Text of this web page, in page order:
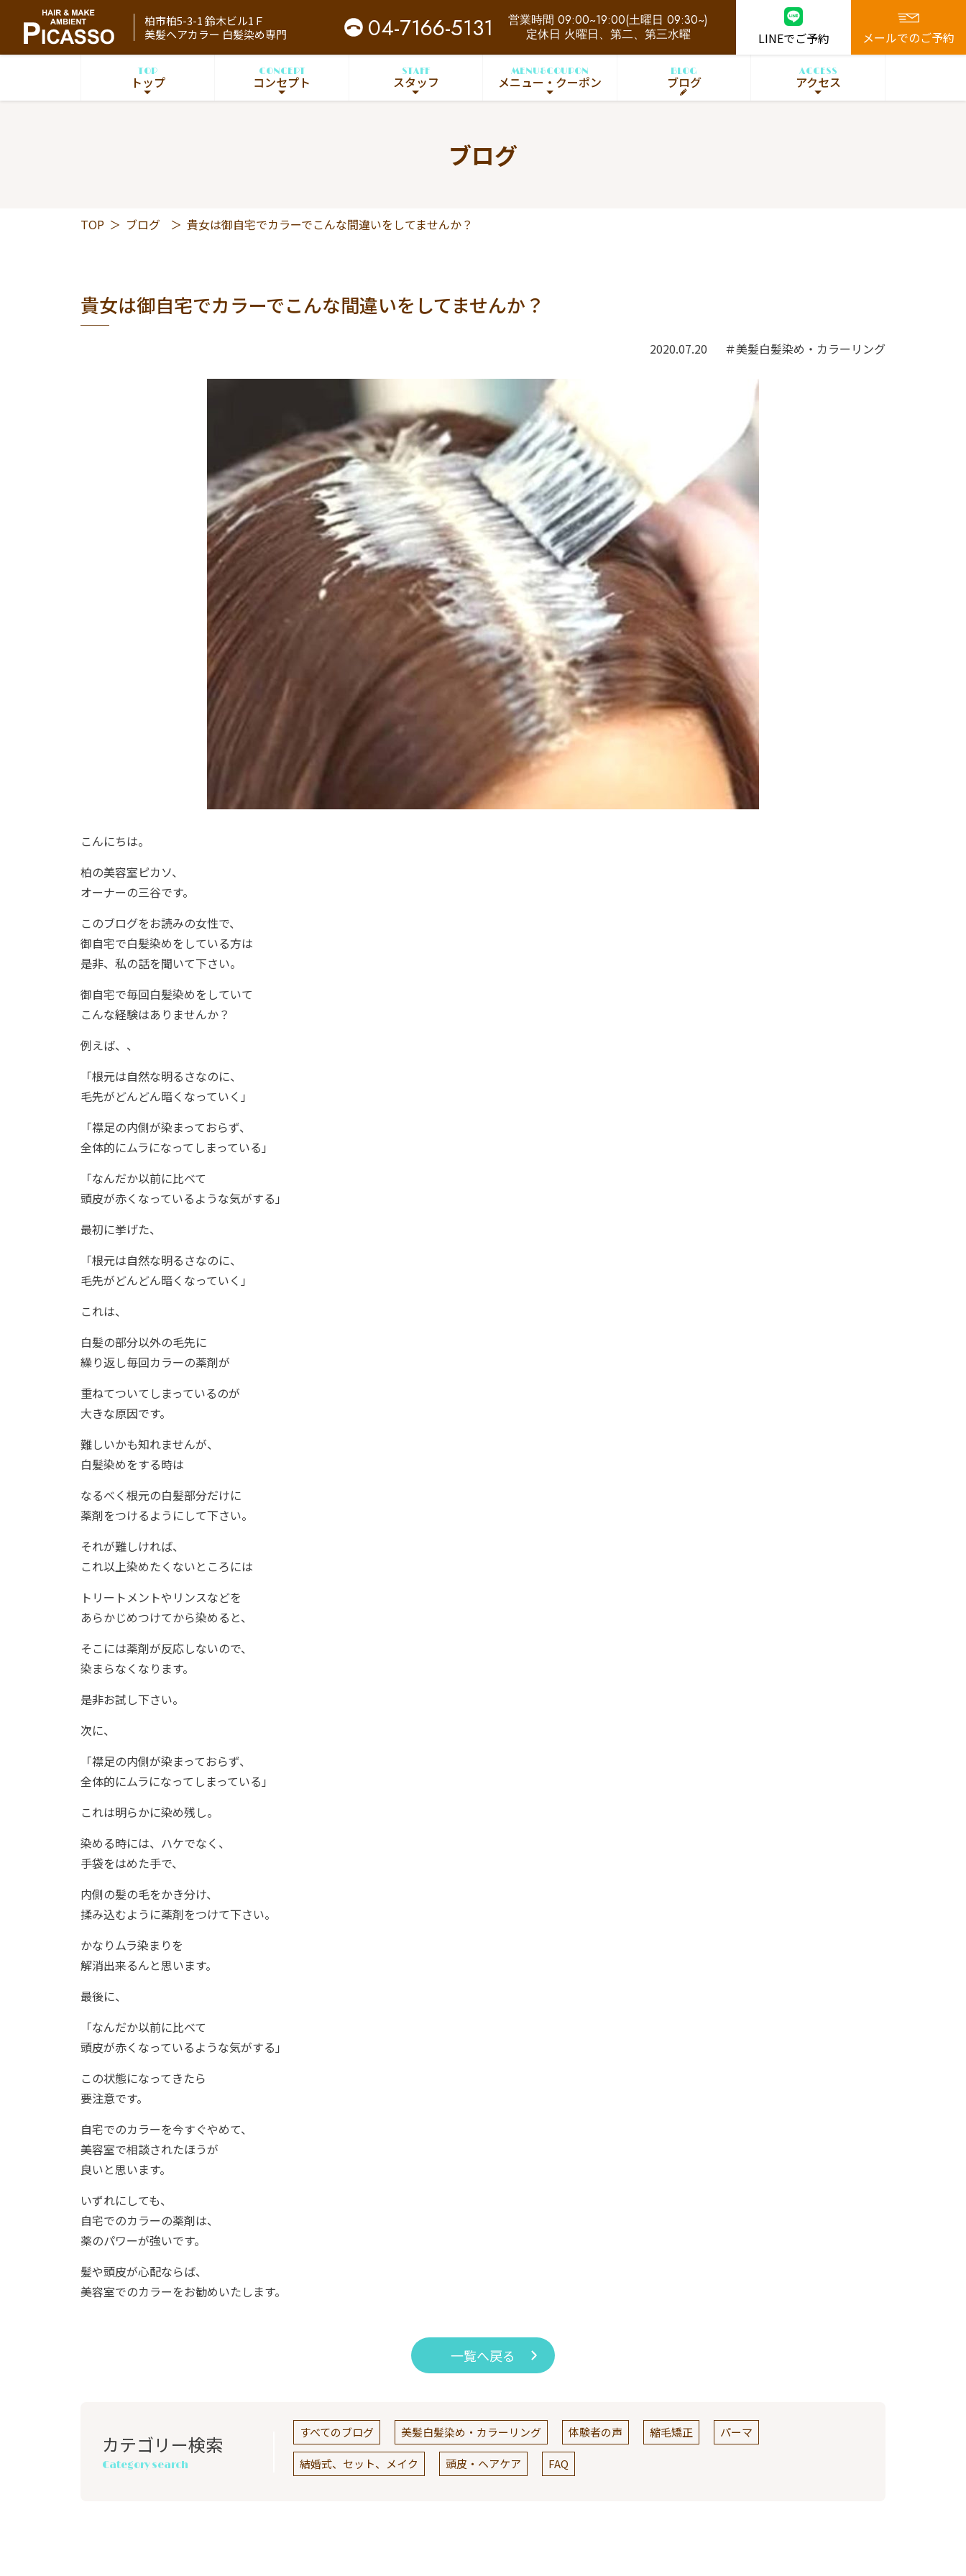
柏市柏5-3-1 鈴木ビル1Ｆ
美髪ヘアカラー 白髪染め専門
04-7166-5131
営業時間 09:00~19:00(土曜日 09:30~)
定休日 火曜日、第二、第三水曜
LINEでご予約 メールでのご予約
TOP
トップ
CONCEPT
コンセプト
STAFF
スタッフ
MENU&COUPON
メニュー・クーポン
BLOG
ブログ
ACCESS
アクセス
ブログ
TOP ＞ ブログ ＞ 貴女は御自宅でカラーでこんな間違いをしてませんか？
貴女は御自宅でカラーでこんな間違いをしてませんか？
2020.07.20 ＃美髪白髪染め・カラーリング
こんにちは。
柏の美容室ピカソ、
オーナーの三谷です。
このブログをお読みの女性で、
御自宅で白髪染めをしている方は
是非、私の話を聞いて下さい。
御自宅で毎回白髪染めをしていて
こんな経験はありませんか？
例えば、、
「根元は自然な明るさなのに、
毛先がどんどん暗くなっていく」
「襟足の内側が染まっておらず、
全体的にムラになってしまっている」
「なんだか以前に比べて
頭皮が赤くなっているような気がする」
最初に挙げた、
「根元は自然な明るさなのに、
毛先がどんどん暗くなっていく」
これは、
白髪の部分以外の毛先に
繰り返し毎回カラーの薬剤が
重ねてついてしまっているのが
大きな原因です。
難しいかも知れませんが、
白髪染めをする時は
なるべく根元の白髪部分だけに
薬剤をつけるようにして下さい。
それが難しければ、
これ以上染めたくないところには
トリートメントやリンスなどを
あらかじめつけてから染めると、
そこには薬剤が反応しないので、
染まらなくなります。
是非お試し下さい。
次に、
「襟足の内側が染まっておらず、
全体的にムラになってしまっている」
これは明らかに染め残し。
染める時には、ハケでなく、
手袋をはめた手で、
内側の髪の毛をかき分け、
揉み込むように薬剤をつけて下さい。
かなりムラ染まりを
解消出来るんと思います。
最後に、
「なんだか以前に比べて
頭皮が赤くなっているような気がする」
この状態になってきたら
要注意です。
自宅でのカラーを今すぐやめて、
美容室で相談されたほうが
良いと思います。
いずれにしても、
自宅でのカラーの薬剤は、
薬のパワーが強いです。
髪や頭皮が心配ならば、
美容室でのカラーをお勧めいたします。
一覧へ戻る
カテゴリー検索
Category search
すべてのブログ 美髪白髪染め・カラーリング 体験者の声 縮毛矯正 パーマ
結婚式、セット、メイク 頭皮・ヘアケア FAQ